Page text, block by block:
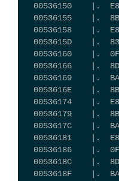
00536150    |.
00536155    |.
00536158    |.  E8
0053615D    |.
00536160    |.
00536166    |.
00536169    |.
0053616E    |.
00536174    |.  E8
00536179    |.
0053617C    |.
00536181    |.  E8
00536186    |.
0053618C    |.
0053618F    |.